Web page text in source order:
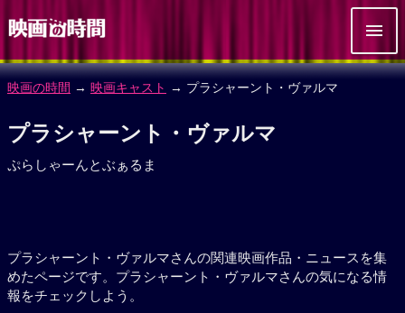
映画の時間 → 映画キャスト → プラシャーント・ヴァルマ
プラシャーント・ヴァルマ
ぷらしゃーんとぶぁるま
プラシャーント・ヴァルマさんの関連映画作品・ニュースを集
めたページです。プラシャーント・ヴァルマさんの気になる情
報をチェックしよう。